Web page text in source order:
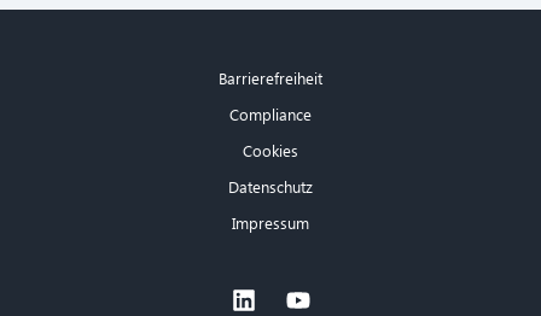
Barrierefreiheit
Compliance
Cookies
Datenschutz
Impressum